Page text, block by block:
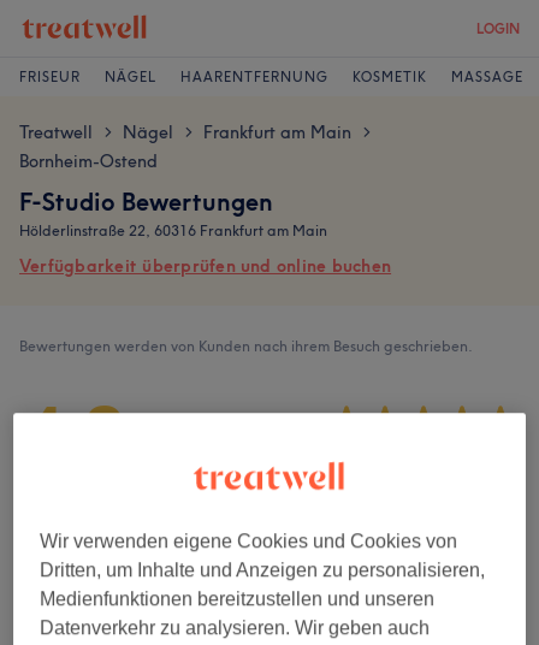
LOGIN
FRISEUR NÄGEL HAARENTFERNUNG KOSMETIK MASSAGE
Treatwell > Nägel > Frankfurt am Main >
Bornheim-Ostend
F-Studio Bewertungen
Hölderlinstraße 22, 60316 Frankfurt am Main
Verfügbarkeit überprüfen und online buchen
Bewertungen werden von Kunden nach ihrem Besuch geschrieben.
4,8
Sauberkeit
Service
Wir verwenden eigene Cookies und Cookies von
Dritten, um Inhalte und Anzeigen zu personalisieren,
Medienfunktionen bereitzustellen und unseren
Datenverkehr zu analysieren. Wir geben auch